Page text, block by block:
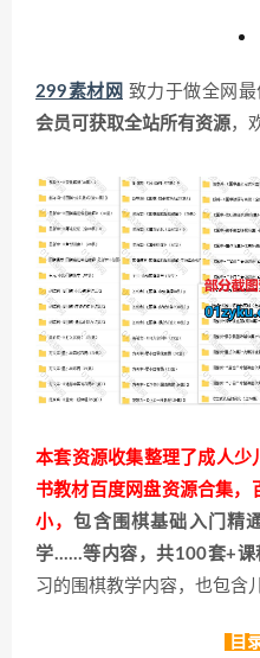
299素材网 致力于做全网最
会员可获取全站所有资源，
本套资源收集整理了成人少
书教材百度网盘资源合集，
小，包含围棋基础入门精
学……等内容，共100套+课
习的围棋教学内容，也包含
目